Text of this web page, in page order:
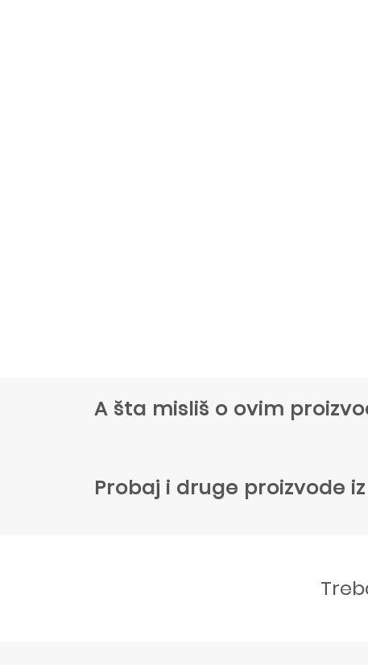
A šta misliš o ovim
Probaj i druge proizvode